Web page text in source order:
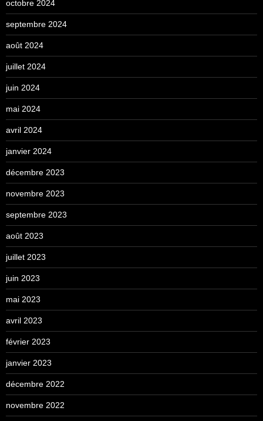
octobre 2024
septembre 2024
août 2024
juillet 2024
juin 2024
mai 2024
avril 2024
janvier 2024
décembre 2023
novembre 2023
septembre 2023
août 2023
juillet 2023
juin 2023
mai 2023
avril 2023
février 2023
janvier 2023
décembre 2022
novembre 2022